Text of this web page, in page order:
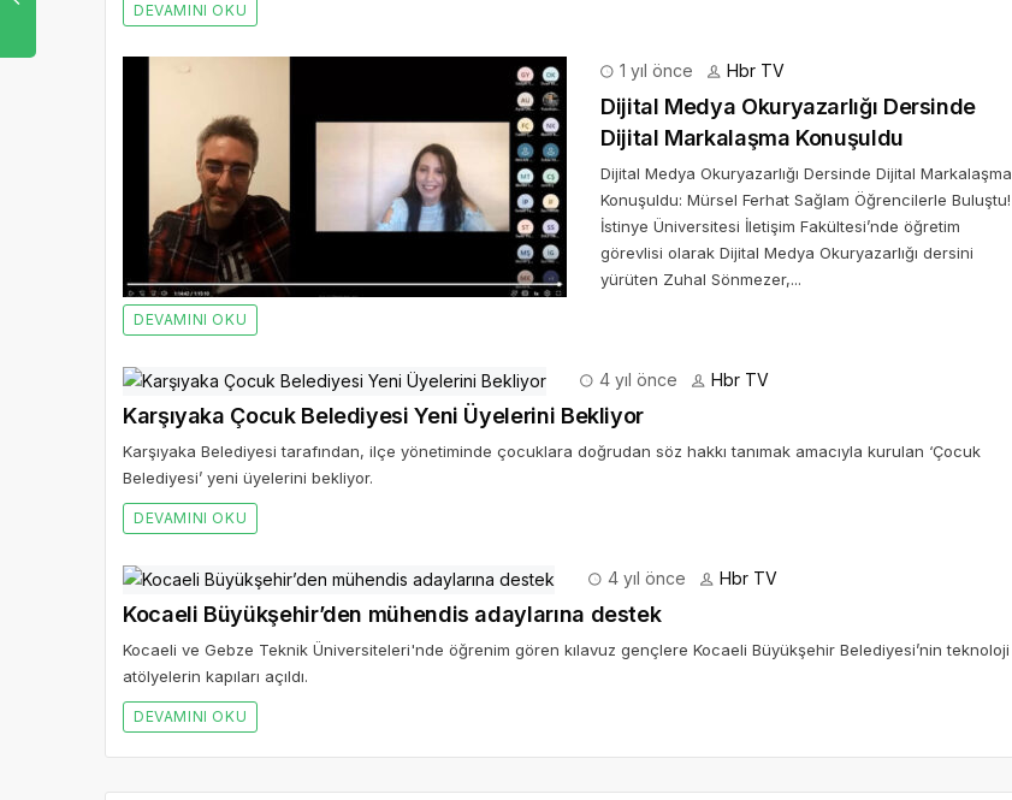
DEVAMINI OKU
1 yıl önce Hbr TV
Dijital Medya Okuryazarlığı Dersinde
Dijital Markalaşma Konuşuldu
Dijital Medya Okuryazarlığı Dersinde Dijital Markalaşma
Konuşuldu: Mürsel Ferhat Sağlam Öğrencilerle Buluştu!
İstinye Üniversitesi İletişim Fakültesi’nde öğretim
görevlisi olarak Dijital Medya Okuryazarlığı dersini
yürüten Zuhal Sönmezer,...
DEVAMINI OKU
4 yıl önce Hbr TV
Karşıyaka Çocuk Belediyesi Yeni Üyelerini Bekliyor
Karşıyaka Belediyesi tarafından, ilçe yönetiminde çocuklara doğrudan söz hakkı tanımak amacıyla kurulan ‘Çocuk
Belediyesi’ yeni üyelerini bekliyor.
DEVAMINI OKU
4 yıl önce Hbr TV
Kocaeli Büyükşehir’den mühendis adaylarına destek
Kocaeli ve Gebze Teknik Üniversiteleri'nde öğrenim gören kılavuz gençlere Kocaeli Büyükşehir Belediyesi’nin teknoloji
atölyelerin kapıları açıldı.
DEVAMINI OKU